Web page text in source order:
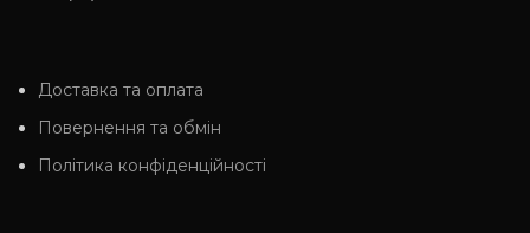
Доставка та оплата
Повернення та обмін
Політика конфіденційності